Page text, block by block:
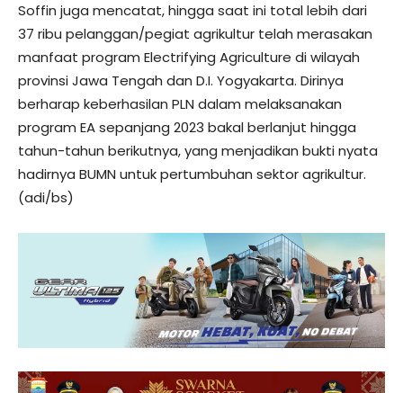
Soffin juga mencatat, hingga saat ini total lebih dari
37 ribu pelanggan/pegiat agrikultur telah merasakan
manfaat program Electrifying Agriculture di wilayah
provinsi Jawa Tengah dan D.I. Yogyakarta. Dirinya
berharap keberhasilan PLN dalam melaksanakan
program EA sepanjang 2023 bakal berlanjut hingga
tahun-tahun berikutnya, yang menjadikan bukti nyata
hadirnya BUMN untuk pertumbuhan sektor agrikultur.
(adi/bs)